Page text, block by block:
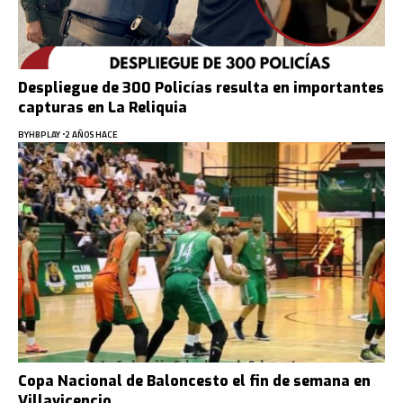
Despliegue de 300 Policías resulta en importantes
capturas en La Reliquia
BYHBPLAY 2 AÑOS HACE
Copa Nacional de Baloncesto el fin de semana en